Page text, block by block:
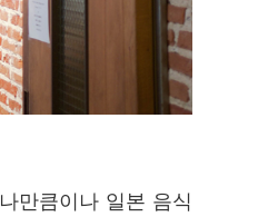
나만큼이나 일본 음식